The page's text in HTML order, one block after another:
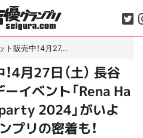
ト販売中！4月27...
4月27日（土） 長谷
イベント「Rena Ha
2024」がいよ
プリの密着も！